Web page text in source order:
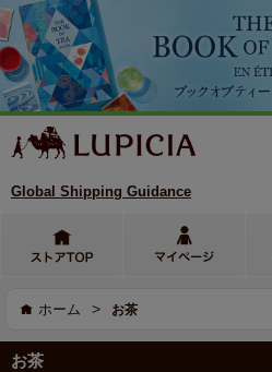
Global Shipping Guidance
ホーム > お茶
お茶